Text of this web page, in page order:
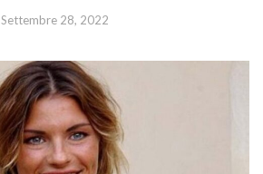
Settembre 28, 2022